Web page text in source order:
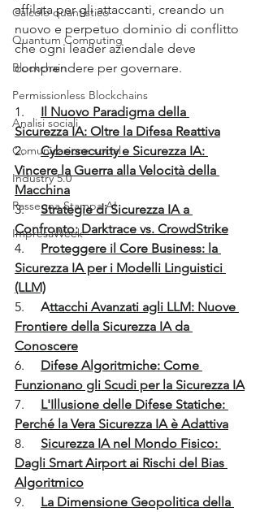
Calcolo quantistico
Quantum Computing
Blockchain
Permissionless Blockchains
Analisi sociali
Comunicazione social
Industry 5.0
Rassegna Stampa AI
ImpresaWeek
affilata per gli attaccanti, creando un
nuovo e perpetuo dominio di conflitto
che ogni leader aziendale deve
comprendere per governare.
1. Il Nuovo Paradigma della
Sicurezza IA: Oltre la Difesa Reattiva
2. Cybersecurity e Sicurezza IA:
Vincere la Guerra alla Velocità della
Macchina
3. Strategie di Sicurezza IA a
Confronto: Darktrace vs. CrowdStrike
4. Proteggere il Core Business: la
Sicurezza IA per i Modelli Linguistici
(LLM)
5. Attacchi Avanzati agli LLM: Nuove
Frontiere della Sicurezza IA da
Conoscere
6. Difese Algoritmiche: Come
Funzionano gli Scudi per la Sicurezza IA
7. L'Illusione delle Difese Statiche:
Perché la Vera Sicurezza IA è Adattiva
8. Sicurezza IA nel Mondo Fisico:
Dagli Smart Airport ai Rischi del Bias
Algoritmico
9. La Dimensione Geopolitica della